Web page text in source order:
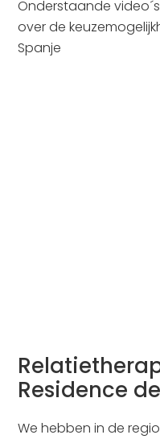
Onderstaande
over de
Spanje
Residence
We hebben in de